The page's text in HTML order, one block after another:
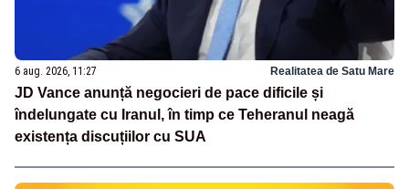
6 aug. 2026, 11:27 Realitatea de Satu Mare
JD Vance anunță negocieri de pace dificile și
îndelungate cu Iranul, în timp ce Teheranul neagă
existența discuțiilor cu SUA